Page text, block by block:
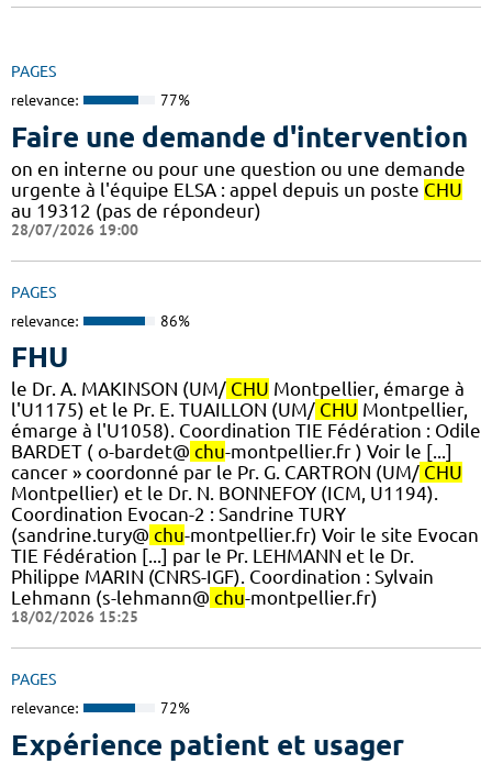
PAGES
relevance: 77%
Faire une demande d'intervention
on en interne ou pour une question ou une demande
urgente à l'équipe ELSA : appel depuis un poste CHU
au 19312 (pas de répondeur)
28/07/2026 19:00
PAGES
relevance: 86%
FHU
le Dr. A. MAKINSON (UM/ CHU Montpellier, émarge à
l'U1175) et le Pr. E. TUAILLON (UM/ CHU Montpellier,
émarge à l'U1058). ​Coordination TIE Fédération : Odile
BARDET ( o-bardet@ chu-montpellier.fr ) Voir le [...]
cancer » coordonné par le Pr. G. CARTRON (UM/ CHU
Montpellier) et le Dr. N. BONNEFOY (ICM, U1194).
Coordination Evocan-2 : Sandrine TURY
(sandrine.tury@ chu-montpellier.fr) Voir le site Evocan
TIE Fédération [...] par le Pr. LEHMANN et le Dr.
Philippe MARIN (CNRS-IGF). ​Coordination : Sylvain
Lehmann (s-lehmann@ chu-montpellier.fr)
18/02/2026 15:25
PAGES
relevance: 72%
Expérience patient et usager